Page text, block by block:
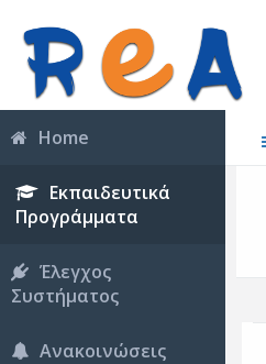
Home
Εκπαιδευτικά
Προγράμματα
Έλεγχος
Συστήματος
Ανακοινώσεις